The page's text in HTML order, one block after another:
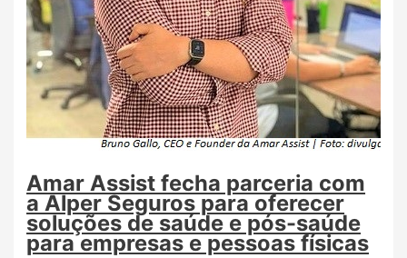
Amar Assist fecha parceria com
a Alper Seguros para oferecer
soluções de saúde e pós-saúde
para empresas e pessoas físicas